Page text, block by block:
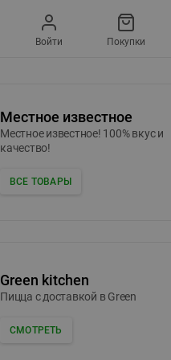
Войти Покупки
Местное известное
Местное известное! 100% вкус и
качество!
ВСЕ ТОВАРЫ
Green kitchen
Пицца c доставкой в Green
СМОТРЕТЬ